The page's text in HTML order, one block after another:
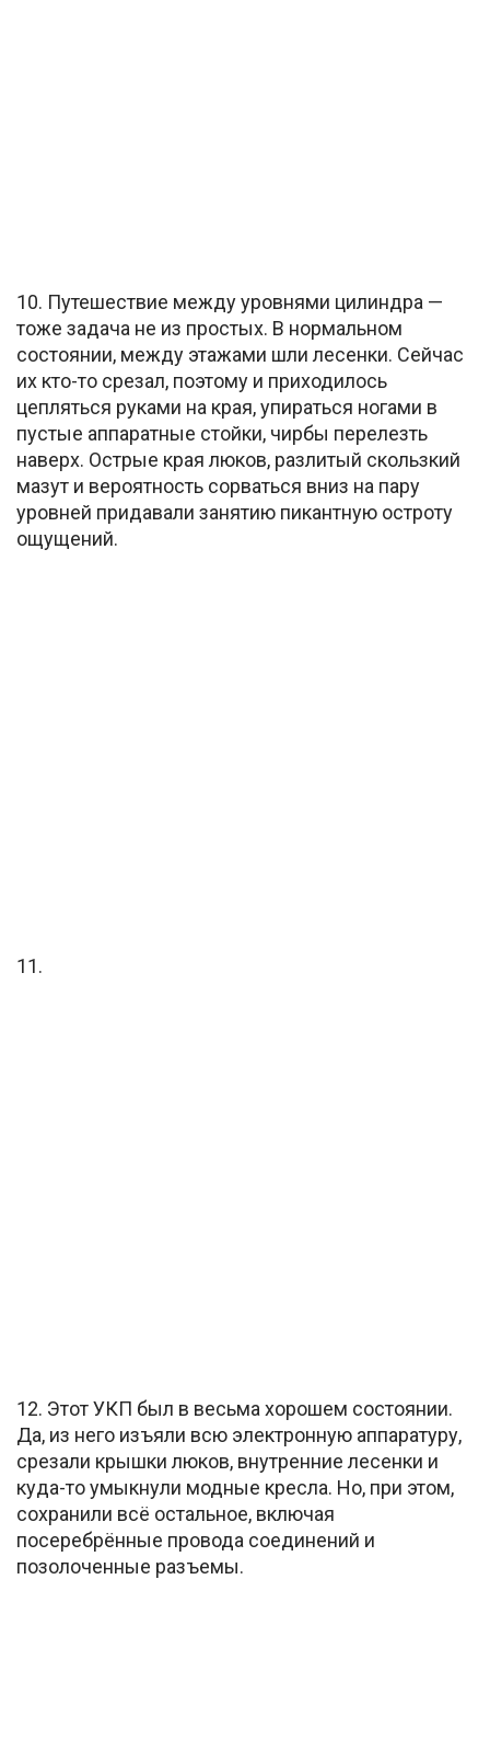
10. Путешествие между уровнями цилиндра —
тоже задача не из простых. В нормальном
состоянии, между этажами шли лесенки. Сейчас
их кто-то срезал, поэтому и приходилось
цепляться руками на края, упираться ногами в
пустые аппаратные стойки, чирбы перелезть
наверх. Острые края люков, разлитый скользкий
мазут и вероятность сорваться вниз на пару
уровней придавали занятию пикантную остроту
ощущений.
11.
12. Этот УКП был в весьма хорошем состоянии.
Да, из него изъяли всю электронную аппаратуру,
срезали крышки люков, внутренние лесенки и
куда-то умыкнули модные кресла. Но, при этом,
сохранили всё остальное, включая
посеребрённые провода соединений и
позолоченные разъемы.